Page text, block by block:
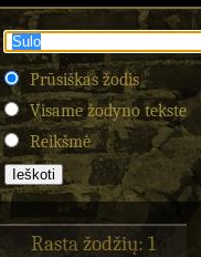
Prūsiškas žodis
Visame žodyno tekste
Reikšmė
Rasta žodžių: 1